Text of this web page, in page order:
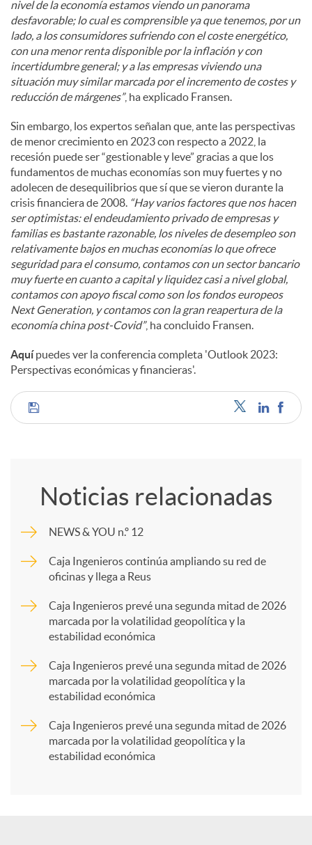
nivel de la economía estamos viendo un panorama
desfavorable; lo cual es comprensible ya que tenemos, por un
lado, a los consumidores sufriendo con el coste energético,
con una menor renta disponible por la inflación y con
incertidumbre general; y a las empresas viviendo una
situación muy similar marcada por el incremento de costes y
reducción de márgenes”, ha explicado Fransen.
Sin embargo, los expertos señalan que, ante las perspectivas
de menor crecimiento en 2023 con respecto a 2022, la
recesión puede ser “gestionable y leve” gracias a que los
fundamentos de muchas economías son muy fuertes y no
adolecen de desequilibrios que sí que se vieron durante la
crisis financiera de 2008. “Hay varios factores que nos hacen
ser optimistas: el endeudamiento privado de empresas y
familias es bastante razonable, los niveles de desempleo son
relativamente bajos en muchas economías lo que ofrece
seguridad para el consumo, contamos con un sector bancario
muy fuerte en cuanto a capital y liquidez casi a nivel global,
contamos con apoyo fiscal como son los fondos europeos
Next Generation, y contamos con la gran reapertura de la
economía china post-Covid”, ha concluido Fransen.
Aquípuedes ver la conferencia completa 'Outlook 2023:
Perspectivas económicas y financieras'.
C
m
p
a
Noticias relacionadas
NEWS & YOU n.º 12
Caja Ingenieros continúa ampliando su red de
oficinas y llega a Reus
Caja Ingenieros prevé una segunda mitad de 2026
marcada por la volatilidad geopolítica y la
estabilidad económica
Caja Ingenieros prevé una segunda mitad de 2026
marcada por la volatilidad geopolítica y la
estabilidad económica
Caja Ingenieros prevé una segunda mitad de 2026
marcada por la volatilidad geopolítica y la
estabilidad económica